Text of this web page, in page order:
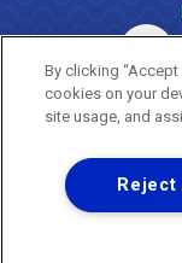
By clicking
cookies on your
site usage, and
Reject